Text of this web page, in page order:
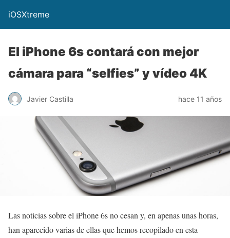
iOSXtreme
El iPhone 6s contará con mejor
cámara para “selfies” y vídeo 4K
Javier Castilla hace 11 años
Las noticias sobre el iPhone 6s no cesan y, en apenas unas horas,
han aparecido varias de ellas que hemos recopilado en esta